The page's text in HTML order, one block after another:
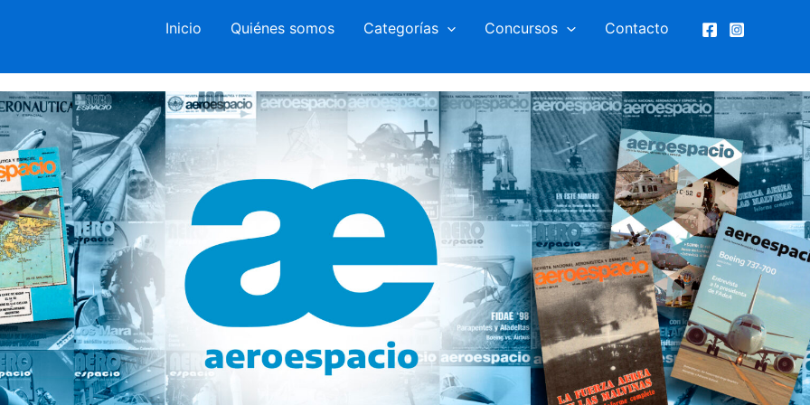
Inicio Quiénes somos Categorías Concursos Contacto